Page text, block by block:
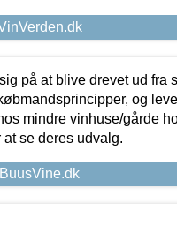
på at blive drevet ud fra
og
mindre vinhuse/gårde
at se deres udvalg.